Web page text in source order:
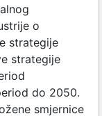
o
strategije
strategije
do 2050.
smjernice